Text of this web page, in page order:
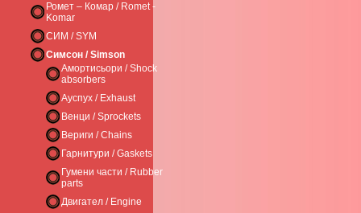
Ромет – Комар / Romet -
Komar
СИМ / SYM
Симсон / Simson
Амортисьори / Shock
absorbers
Ауспух / Exhaust
Венци / Sprockets
Вериги / Chains
Гарнитури / Gaskets
Гумени части / Rubber
parts
Двигател / Engine